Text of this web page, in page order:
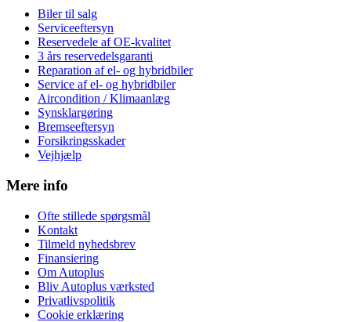
Biler til salg
Serviceeftersyn
Reservedele af OE-kvalitet
3 års reservedelsgaranti
Reparation af el- og hybridbiler
Service af el- og hybridbiler
Aircondition / Klimaanlæg
Synsklargøring
Bremseeftersyn
Forsikringsskader
Vejhjælp
Mere info
Ofte stillede spørgsmål
Kontakt
Tilmeld nyhedsbrev
Finansiering
Om Autoplus
Bliv Autoplus værksted
Privatlivspolitik
Cookie erklæring